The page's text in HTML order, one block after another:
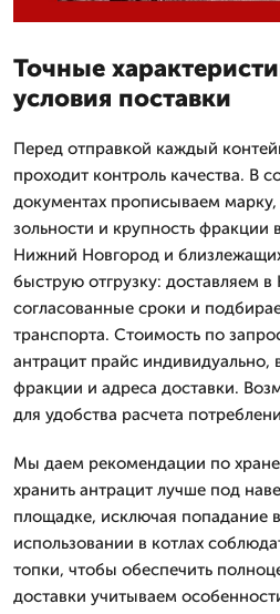
Точные
условия поставки
Перед отправкой каждый
проходит контроль качества. В
документах прописываем
зольности и крупность фракции
Нижний Новгород и
быструю отгрузку: доставляем
согласованные сроки и
транспорта. Стоимость по
антрацит прайс индивидуально,
фракции и адреса доставки.
для удобства расчета
Мы даем рекомендации по
хранить антрацит лучше под
площадке, исключая попадание
использовании в котлах
топки, чтобы обеспечить
доставки учитываем